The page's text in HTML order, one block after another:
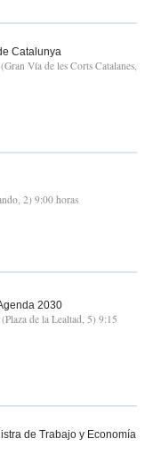
Catalunya
Vía de les Corts Catalanes,
2) 9:00 horas
2030
de la Lealtad, 5) 9:15
de Trabajo y Economía